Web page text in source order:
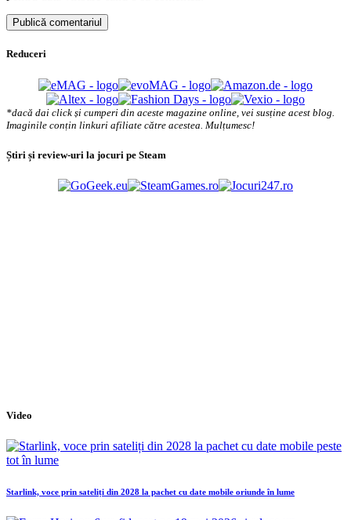
Reduceri
*dacă dai click și cumperi din aceste magazine online, vei susține acest blog.
Imaginile conțin linkuri afiliate către acestea. Mulțumesc!
Știri și review-uri la jocuri pe Steam
Video
Starlink, voce prin sateliți din 2028 la pachet cu date mobile oriunde în lume